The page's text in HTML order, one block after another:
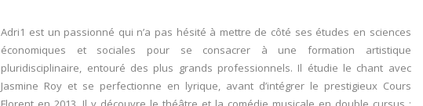
Adri1 est un passionné qui n’a pas hésité à mettre de côté ses études en sciences
économiques et sociales pour se consacrer à une formation artistique
pluridisciplinaire, entouré des plus grands professionnels. Il étudie le chant avec
Jasmine Roy et se perfectionne en lyrique, avant d’intégrer le prestigieux Cours